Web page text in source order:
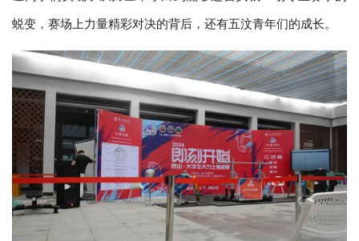
蜕变，赛场上力量精彩对决的背后，还有五汶青年们的成长。